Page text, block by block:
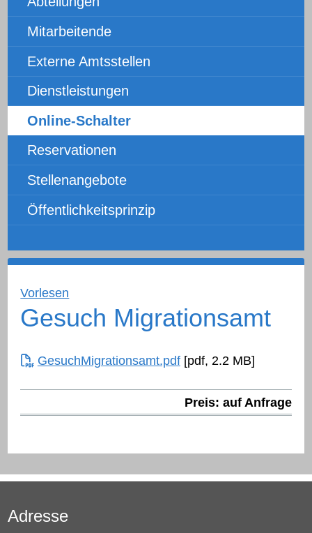
Mitarbeitende
Externe Amtsstellen
Dienstleistungen
Online-Schalter
Reservationen
Stellenangebote
Öffentlichkeitsprinzip
Vorlesen
Gesuch Migrationsamt
GesuchMigrationsamt.pdf[pdf, 2.2 MB]
Preis: auf Anfrage
Adresse